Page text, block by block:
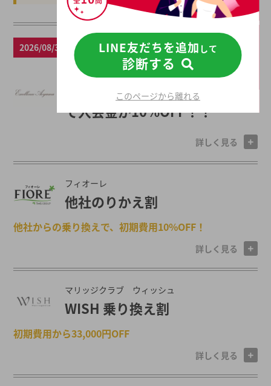
2026/08/31まで
エクセレンス青山
無料オンラインカウンセリング
で入会金が10%OFF！！
詳しく見る
フィオーレ
他社のりかえ割
他社からの乗り換えで、初期費用10%OFF！
詳しく見る
マリッジクラブ ウィッシュ
WISH 乗り換え割
初期費用から33,000円OFF
詳しく見る
LINE友だちを追加 して
診断する
このページから離れる